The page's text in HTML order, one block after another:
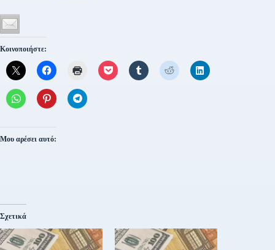
Κοινοποιήστε:
Μου αρέσει αυτό:
Σχετικά